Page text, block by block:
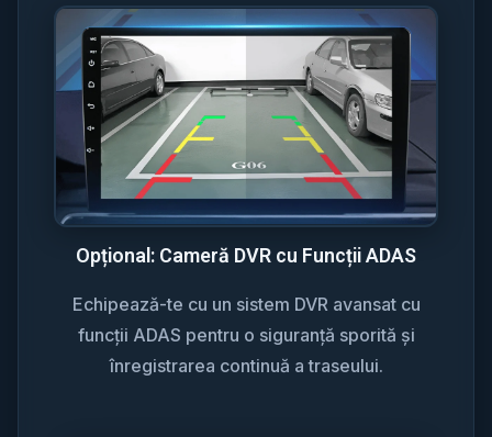
Opțional: Cameră DVR cu Funcții ADAS
Echipează-te cu un sistem DVR avansat cu
funcții ADAS pentru o siguranță sporită și
înregistrarea continuă a traseului.